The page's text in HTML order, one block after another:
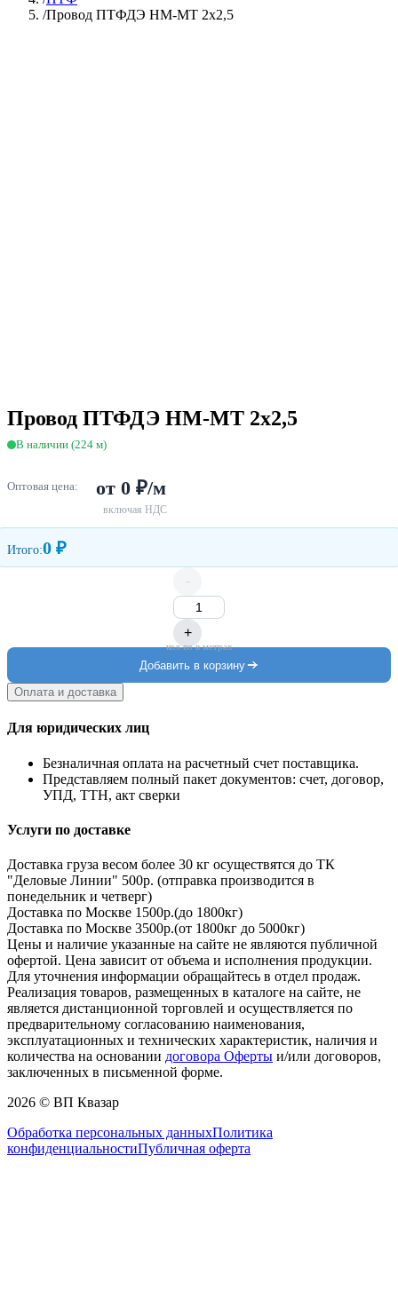
/Провод ПТФДЭ НМ-МТ 2х2,5
Провод ПТФДЭ НМ-МТ 2х2,5
В наличии (224 м)
Оптовая цена: от 0 ₽/м
включая НДС
Итого:0 ₽
-
+
кол-во в метрах
Добавить в корзину
Оплата и доставка
Для юридических лиц
Безналичная оплата на расчетный счет поставщика.
Представляем полный пакет документов: счет, договор,
УПД, ТТН, акт сверки
Услуги по доставке
Доставка груза весом более 30 кг осуществятся до ТК
"Деловые Линии" 500р. (отправка производится в
понедельник и четверг)
Доставка по Москве 1500р.(до 1800кг)
Доставка по Москве 3500р.(от 1800кг до 5000кг)
Цены и наличие указанные на сайте не являются публичной
офертой. Цена зависит от объема и исполнения продукции.
Для уточнения информации обращайтесь в отдел продаж.
Реализация товаров, размещенных в каталоге на сайте, не
является дистанционной торговлей и осуществляется по
предварительному согласованию наименования,
эксплуатационных и технических характеристик, наличия и
количества на основании договора Оферты и/или договоров,
заключенных в письменной форме.
2026 © ВП Квазар
Обработка персональных данныхПолитика
конфиденциальностиПубличная оферта